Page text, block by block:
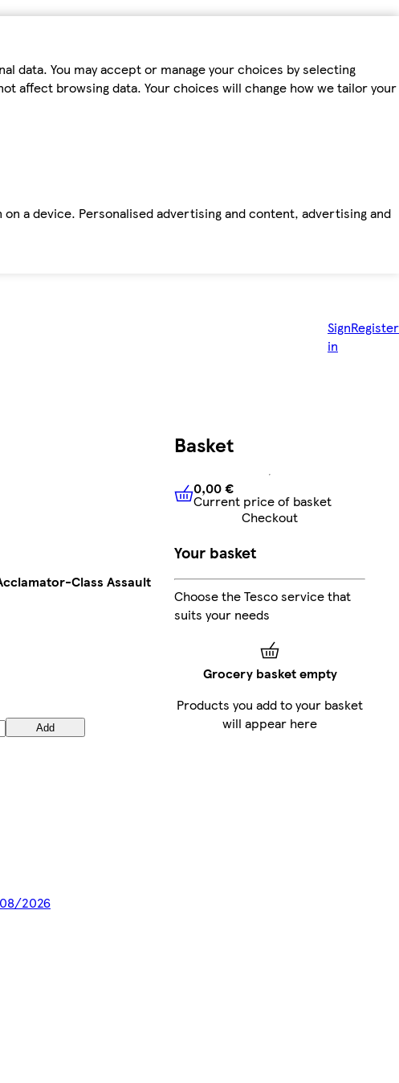
data. You may accept or manage your choices by selecting
affect browsing data. Your choices will change how we tailor your
a device. Personalised advertising and content, advertising and
Sign
in
Register
Class Assault
Add
2026
Basket
0,00 €Current price of
0,00 €
Current price of basket
Checkout
Your basket
Choose the Tesco service that
suits your needs
Grocery basket empty
Products you add to your basket
will appear here